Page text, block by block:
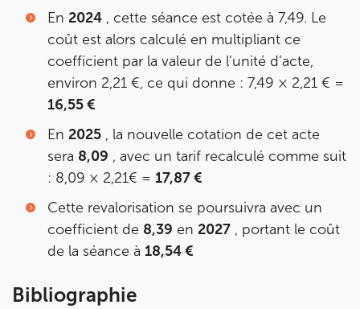
En 2024 , cette séance est cotée à 7,49. Le
coût est alors calculé en multipliant ce
coefficient par la valeur de l’unité d’acte,
environ 2,21 €, ce qui donne : 7,49 × 2,21 € =
16,55 €
En 2025 , la nouvelle cotation de cet acte
sera 8,09 , avec un tarif recalculé comme suit
: 8,09 × 2,21€ = 17,87 €
Cette revalorisation se poursuivra avec un
coefficient de 8,39 en 2027 , portant le coût
de la séance à 18,54 €
Bibliographie